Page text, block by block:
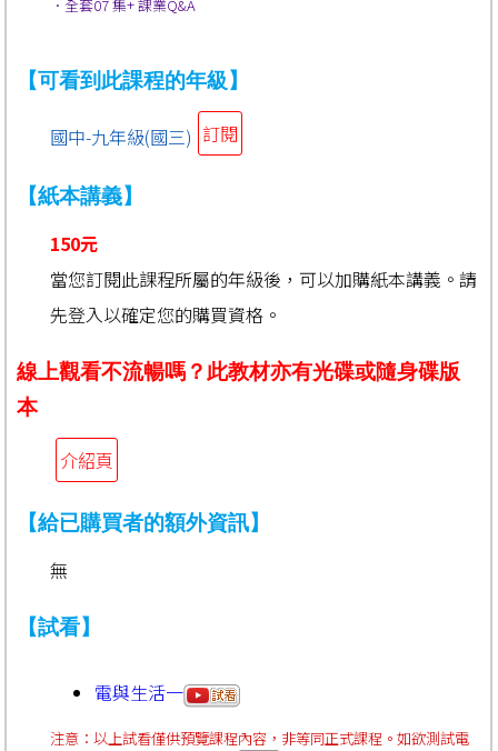
．全套07 集+ 課業Q&A
【可看到此課程的年級】
國中-九年級(國三) 訂閱
【紙本講義】
150元
當您訂閱此課程所屬的年級後，可以加購紙本講義。請
先登入以確定您的購買資格。
線上觀看不流暢嗎？此教材亦有光碟或隨身碟版
本
介紹頁
【給已購買者的額外資訊】
無
【試看】
電與生活一
注意：以上試看僅供預覽課程內容，非等同正式課程。如欲測試電